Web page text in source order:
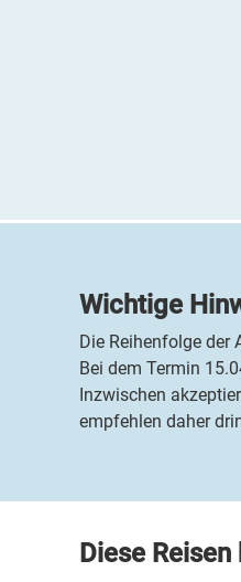
Wichtige
Die Reihenfolge der
Bei dem Termin
Inzwischen
empfehlen daher
Diese